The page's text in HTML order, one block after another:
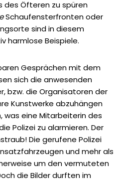
des Öfteren zu spüren
Schaufensterfronten oder
sind in diesem
harmlose Beispiele.
Gesprächen mit dem
sich die anwesenden
bzw. die Organisatoren der
Kunstwerke abzuhängen
was eine Mitarbeiterin des
Polizei zu alarmieren. Der
Die gerufene Polizei
und mehr als
um den vermuteten
die Bilder durften im